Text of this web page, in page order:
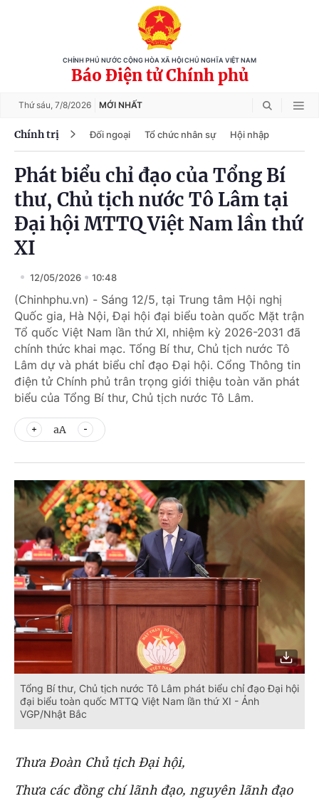
CHÍNH PHỦ NƯỚC CỘNG HÒA XÃ HỘI CHỦ NGHĨA VIỆT NAM
Báo Điện tử Chính phủ
Thứ sáu, 7/8/2026 MỚI NHẤT
Chính trị Đối ngoại Tổ chức nhân sự Hội nhập
Phát biểu chỉ đạo của Tổng Bí
thư, Chủ tịch nước Tô Lâm tại
Đại hội MTTQ Việt Nam lần thứ
XI
12/05/2026 10:48
(Chinhphu.vn) - Sáng 12/5, tại Trung tâm Hội nghị
Quốc gia, Hà Nội, Đại hội đại biểu toàn quốc Mặt trận
Tổ quốc Việt Nam lần thứ XI, nhiệm kỳ 2026-2031 đã
chính thức khai mạc. Tổng Bí thư, Chủ tịch nước Tô
Lâm dự và phát biểu chỉ đạo Đại hội. Cổng Thông tin
điện tử Chính phủ trân trọng giới thiệu toàn văn phát
biểu của Tổng Bí thư, Chủ tịch nước Tô Lâm.
aA
Tổng Bí thư, Chủ tịch nước Tô Lâm phát biểu chỉ đạo Đại hội
đại biểu toàn quốc MTTQ Việt Nam lần thứ XI - Ảnh
VGP/Nhật Bắc
Thưa Đoàn Chủ tịch Đại hội,
Thưa các đồng chí lãnh đạo, nguyên lãnh đạo